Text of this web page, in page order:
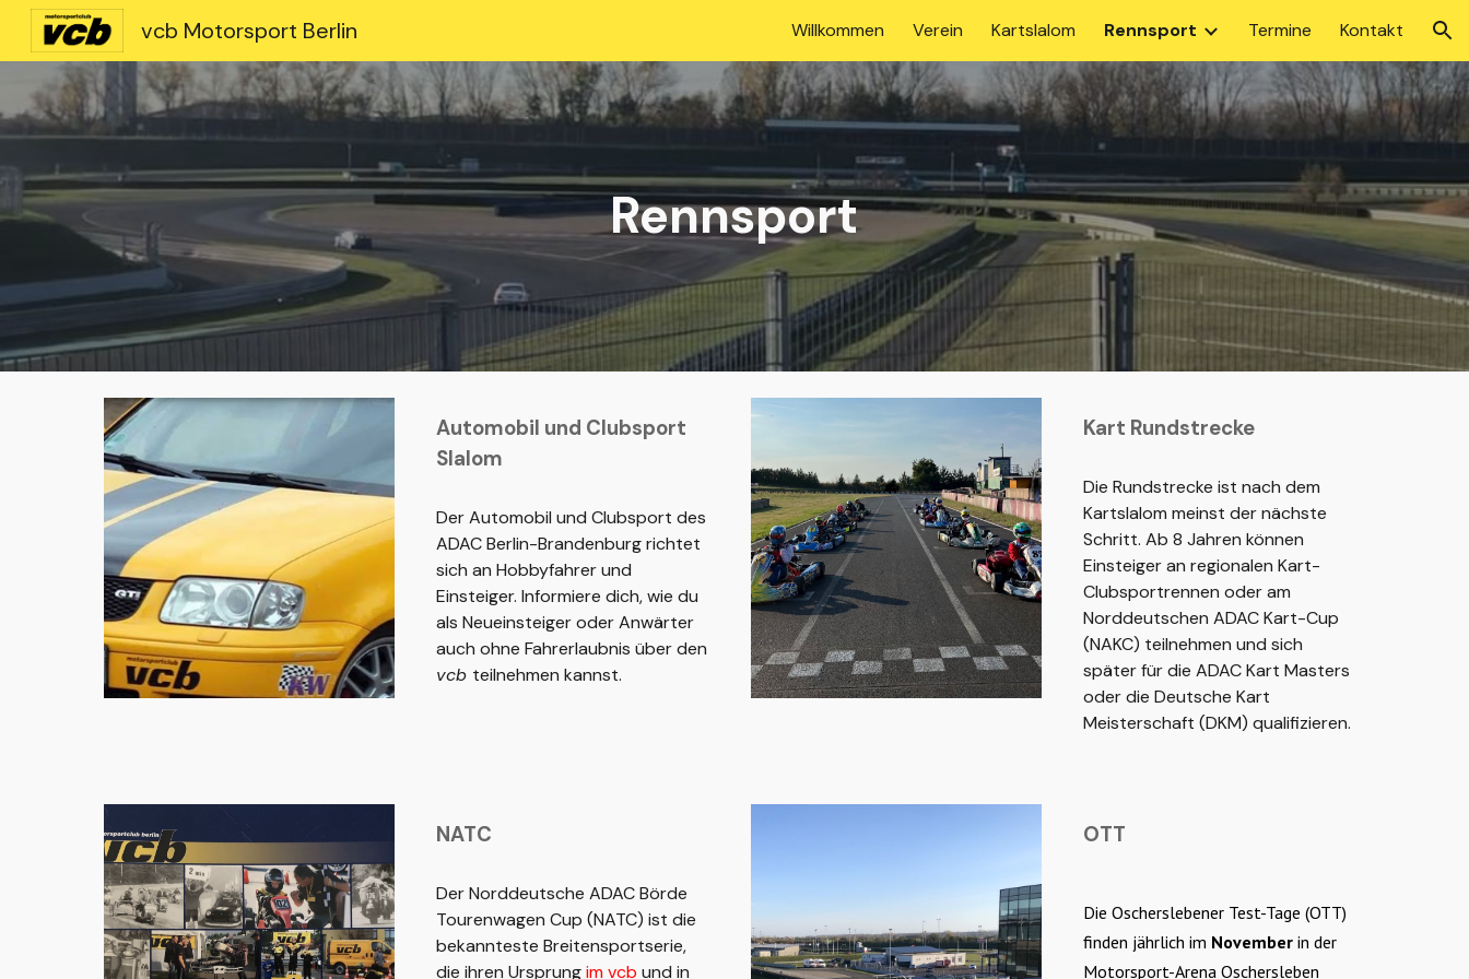
Skip to navigation
vcb Motorsport Berlin Willkommen Verein Kartslalom Rennsport Termine Kontakt
Rennsport
Automobil und Clubsport
Slalom
Der Automobil und Clubsport des
ADAC Berlin-Brandenburg richtet
sich an Hobbyfahrer und
Einsteiger. Informiere dich, wie du
als Neueinsteiger oder Anwärter
auch ohne Fahrerlaubnis über den
vcb teilnehmen kannst.
Kart Rundstrecke
Die Rundstrecke ist nach dem
Kartslalom meinst der nächste
Schritt. Ab 8 Jahren können
Einsteiger an regionalen Kart-
Clubsportrennen oder am
Norddeutschen ADAC Kart-Cup
(NAKC) teilnehmen und sich
später für die ADAC Kart Masters
oder die Deutsche Kart
Meisterschaft (DKM) qualifizieren.
NATC
Der Norddeutsche ADAC Börde
Tourenwagen Cup (NATC) ist die
bekannteste Breitensportserie,
die ihren Ursprungim vcb und in
OTT
Die Oscherslebener Test-Tage (OTT)
finden jährlich im November in der
Motorsport-Arena Oschersleben